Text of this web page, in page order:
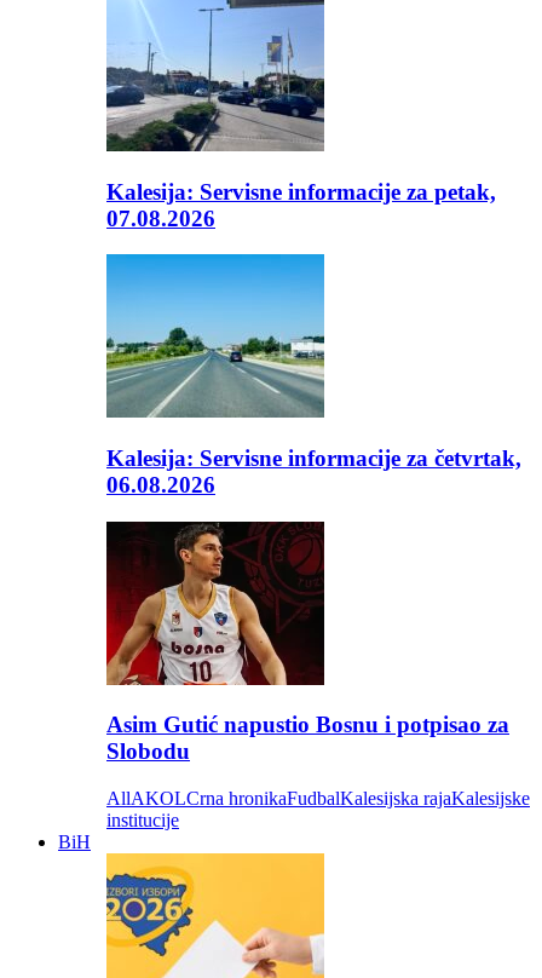
Kalesija: Servisne informacije za petak,
07.08.2026
Kalesija: Servisne informacije za četvrtak,
06.08.2026
Asim Gutić napustio Bosnu i potpisao za
Slobodu
AllAKOLCrna hronikaFudbalKalesijska rajaKalesijske
institucije
BiH